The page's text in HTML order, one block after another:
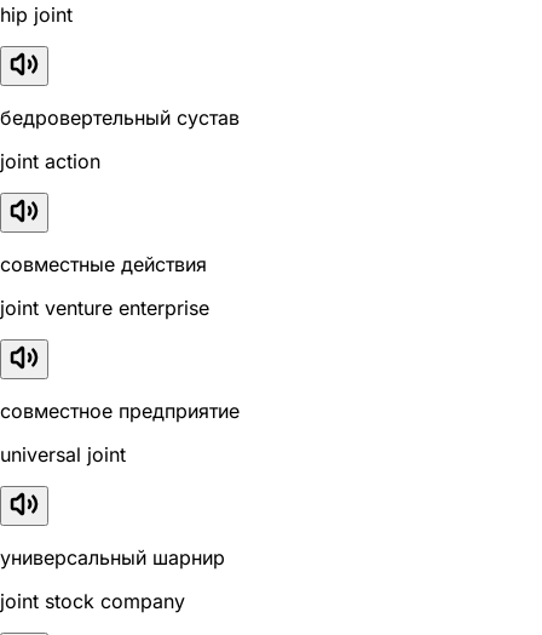
hip joint
бедровертельный сустав
joint action
совместные действия
joint venture enterprise
совместное предприятие
universal joint
универсальный шарнир
joint stock company